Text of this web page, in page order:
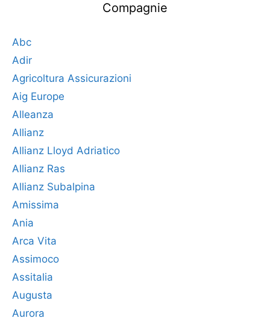
Compagnie
Abc
Adir
Agricoltura Assicurazioni
Aig Europe
Alleanza
Allianz
Allianz Lloyd Adriatico
Allianz Ras
Allianz Subalpina
Amissima
Ania
Arca Vita
Assimoco
Assitalia
Augusta
Aurora